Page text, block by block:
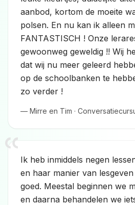
aanbod, kortom de moeite
polsen. En nu kan ik alleen
FANTASTISCH ! Onze
gewoonweg geweldig !! Wij
dat wij nu meer geleerd
op de schoolbanken te
zo verder !
— Mirre en Tim ·
Ik heb inmiddels negen
en haar manier van
goed. Meestal beginnen we
en daarna behandelen we